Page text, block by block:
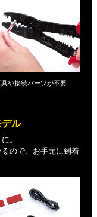
具や接続パーツが不要
ル
。
ので、お手元に到着